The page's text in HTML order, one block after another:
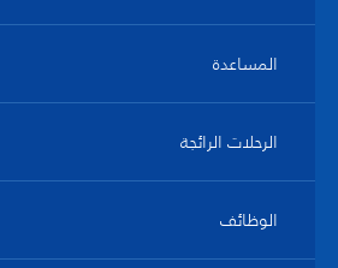
المساعدة
الرحلات الرائجة
الوظائف